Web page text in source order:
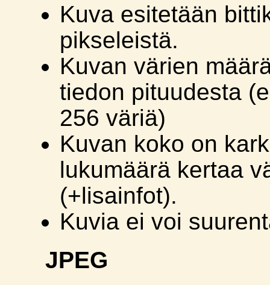
Kuva esitetään
pikseleistä.
Kuvan värien
tiedon pituudesta
256 väriä)
Kuvan koko on
lukumäärä kertaa
(+lisainfot).
Kuvia ei voi
JPEG